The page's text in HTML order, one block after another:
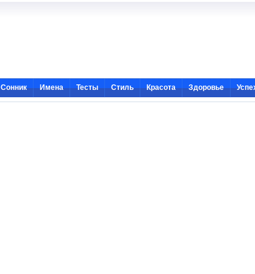
Сонник Имена Тесты Стиль Красота Здоровье